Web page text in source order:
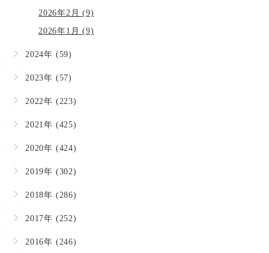
2026年2月 (9)
2026年1月 (9)
2024年 (59)
2023年 (57)
2022年 (223)
2021年 (425)
2020年 (424)
2019年 (302)
2018年 (286)
2017年 (252)
2016年 (246)